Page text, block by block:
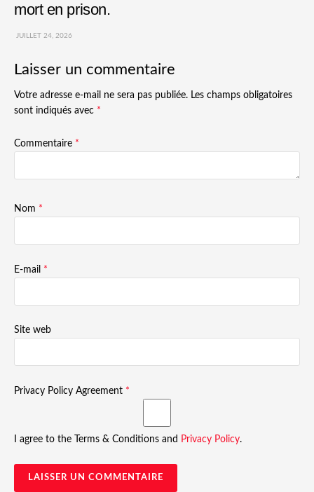
mort en prison.
JUILLET 24, 2026
Laisser un commentaire
Votre adresse e-mail ne sera pas publiée. Les champs obligatoires
sont indiqués avec *
Commentaire *
Nom *
E-mail *
Site web
Privacy Policy Agreement *
I agree to the Terms & Conditions and Privacy Policy.